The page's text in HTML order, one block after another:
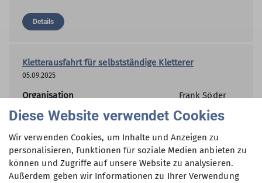
Details
Kletterausfahrt für selbstständige Kletterer
05.09.2025
Organisation Frank Söder
Grundkurs Sportklettern - Toprope
09.10.2025
Diese Website verwendet Cookies
Wir verwenden Cookies, um Inhalte und Anzeigen zu
personalisieren, Funktionen für soziale Medien anbieten zu
können und Zugriffe auf unsere Website zu analysieren.
Außerdem geben wir Informationen zu Ihrer Verwendung